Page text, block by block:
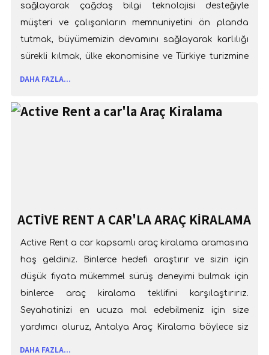
sağlayarak çağdaş bilgi teknolojisi desteğiyle
müşteri ve çalışanların memnuniyetini ön planda
tutmak, büyümemizin devamını sağlayarak karlılığı
sürekli kılmak, ülke ekonomisine ve Türkiye turizmine
DAHA FAZLA...
ACTIVE RENT A CAR'LA ARAÇ KIRALAMA
Active Rent a car kapsamlı araç kiralama aramasına
hoş geldiniz. Binlerce hedefi araştırır ve sizin için
düşük fiyata mükemmel sürüş deneyimi bulmak için
binlerce araç kiralama teklifini karşılaştırırız.
Seyahatinizi en ucuza mal edebilmeniz için size
yardımcı oluruz, Antalya Araç Kiralama böylece siz
DAHA FAZLA...